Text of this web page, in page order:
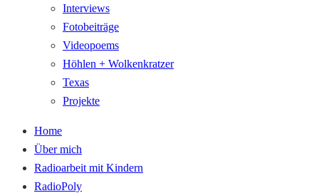
Interviews
Fotobeiträge
Videopoems
Höhlen + Wolkenkratzer
Texas
Projekte
Home
Über mich
Radioarbeit mit Kindern
RadioPoly